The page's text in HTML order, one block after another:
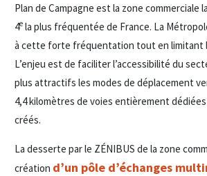
Plan de Campagne est la zone commerciale
4e la plus fréquentée de France. La
à cette forte fréquentation tout en limitant
L’enjeu est de faciliter l’accessibilité du
plus attractifs les modes de déplacement
4,4 kilomètres de voies entièrement
créés.
La desserte par le ZÉNIBUS de la zone
création d’un pôle d’échanges